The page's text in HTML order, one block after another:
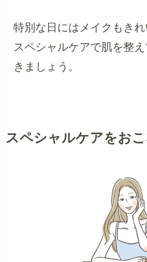
特別な日にはメイクもきれ
スペシャルケアで肌を整
きましょう。
スペシャルケアをお